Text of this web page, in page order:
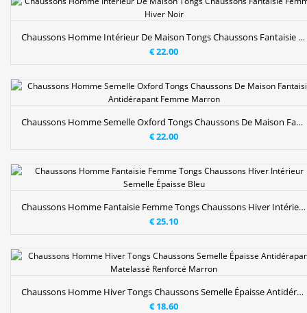
Chaussons Homme Intérieur De Maison Tongs Chaussons Fantaisie Femme Hiver Noir
€ 22.00
Chaussons Homme Semelle Oxford Tongs Chaussons De Maison Fantaisie Antidérapant Femme Marron
€ 22.00
Chaussons Homme Fantaisie Femme Tongs Chaussons Hiver Intérieur Semelle Épaisse Bleu
€ 25.10
Chaussons Homme Hiver Tongs Chaussons Semelle Épaisse Antidérapant Matelassé Renforcé Marron
€ 18.60